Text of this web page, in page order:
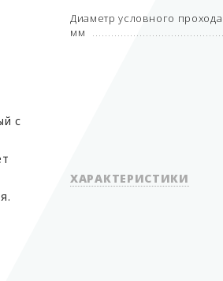
Диаметр условного прохода
мм
ХАРАКТЕРИСТИКИ
с